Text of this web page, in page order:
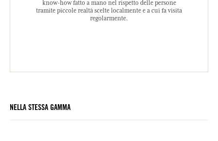
know-how fatto a mano nel rispetto delle persone
tramite piccole realtà scelte localmente e a cui fa visita
regolarmente.
NELLA STESSA GAMMA